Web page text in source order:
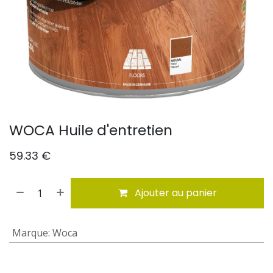
WOCA Huile d'entretien
59.33 €
Ajouter au panier
Marque: Woca